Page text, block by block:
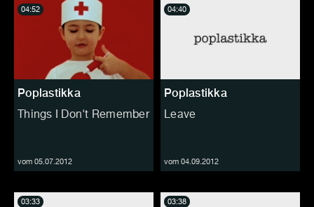
Poplastikka
Things I Don't Remember
vom 05.07.2012
04:52
Poplastikka
Leave
vom 04.09.2012
04:40
03:33 03:38